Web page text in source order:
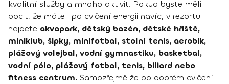
kvalitní služby a mnoho aktivit. Pokud byste měli
pocit, že máte i po cvičení energii navíc, v rezortu
najdete akvapark, dětský bazén, dětské hřiště,
miniklub, šipky, minifotbal, stolní tenis, aerobik,
plážový volejbal, vodní gymnastiku, basketbal,
vodní pólo, plážový fotbal, tenis, biliard nebo
fitness centrum. Samozřejmě že po dobrém cvičení